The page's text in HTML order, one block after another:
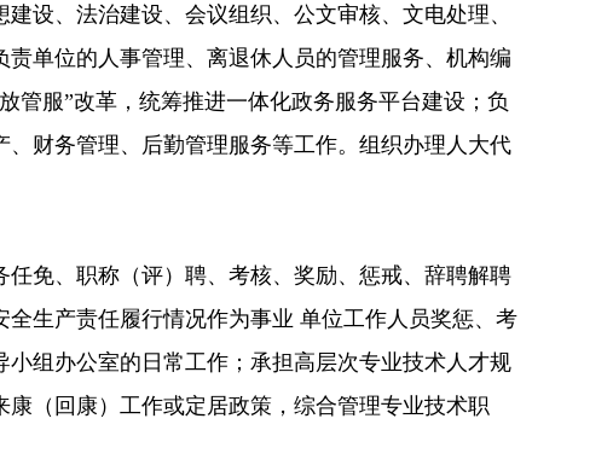
设、法治建设、会议组织、公文审核、文电处理、
单位的人事管理、离退休人员的管理服务、机构编
管服”改革，统筹推进一体化政务服务平台建设；负
财务管理、后勤管理服务等工作。组织办理人大代
免、职称（评）聘、考核、奖励、惩戒、辞聘解聘
生产责任履行情况作为事业 单位工作人员奖惩、考
组办公室的日常工作；承担高层次专业技术人才规
（回康）工作或定居政策，综合管理专业技术职